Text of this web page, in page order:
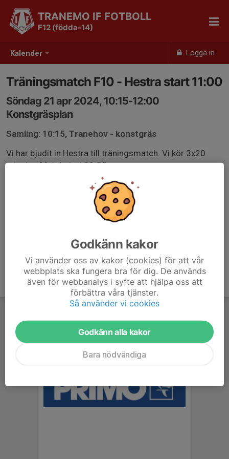
Kalender Logga in
TRANEMO IF FOTBOLL
F12 (födda-14)
Träningsmatch F10 - Hestra start 11:00
Söndag 21 apr 2024, 10:15-12:00
Konstgräsplan
Samling: 10:15, Tranehov - konstgräs
Vi har bjudit in Hestra till träningsmatch. Vi kör 3x20
minuter. Matchstart 11:00.
Godkänn kakor
Vi använder oss av kakor (cookies) för att vår
webbplats ska fungera bra för dig. De används
även för webbanalys i syfte att hjälpa oss att
förbättra våra tjänster.
Så använder vi cookies
Godkänn alla kakor
Bara nödvändiga